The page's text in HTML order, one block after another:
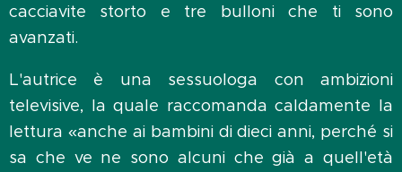
cacciavite storto e tre bulloni che ti sono
avanzati.
L'autrice è una sessuologa con ambizioni
televisive, la quale raccomanda caldamente la
lettura «anche ai bambini di dieci anni, perché si
sa che ve ne sono alcuni che già a quell'età